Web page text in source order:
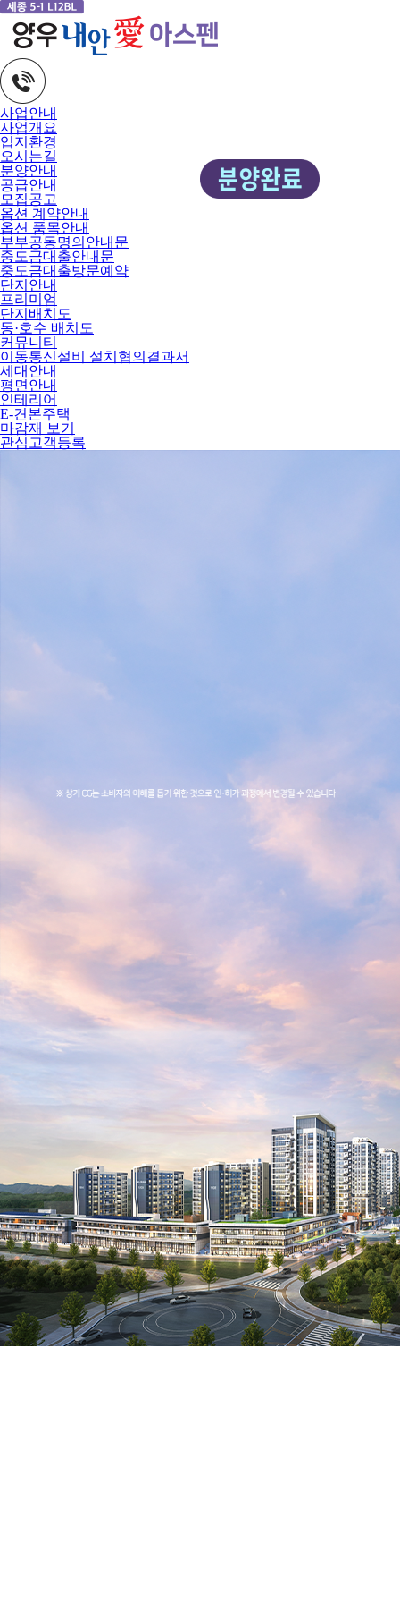
사업안내
사업개요
입지환경
오시는길
분양안내
공급안내
모집공고
옵션 계약안내
옵션 품목안내
부부공동명의안내문
중도금대출안내문
중도금대출방문예약
단지안내
프리미엄
단지배치도
동·호수 배치도
커뮤니티
이동통신설비 설치협의결과서
세대안내
평면안내
인테리어
E-견본주택
마감재 보기
관심고객등록